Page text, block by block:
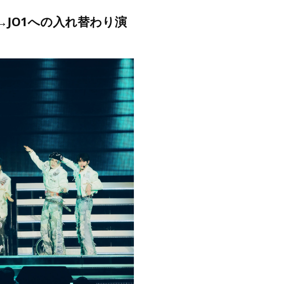
への入れ替わり演